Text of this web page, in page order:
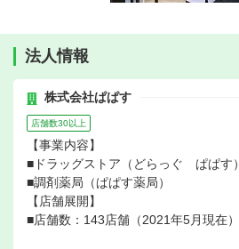
法人情報
株式会社ぱぱす
店舗数30以上
【事業内容】
■ドラッグストア（どらっぐ ぱぱす）
■調剤薬局（ぱぱす薬局）
【店舗展開】
■店舗数：143店舗（2021年5月現在）